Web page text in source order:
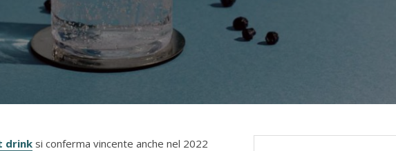
drinksi conferma vincente anche nel 2022